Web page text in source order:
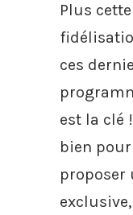
Plus
ces
est la clé
bien
proposer